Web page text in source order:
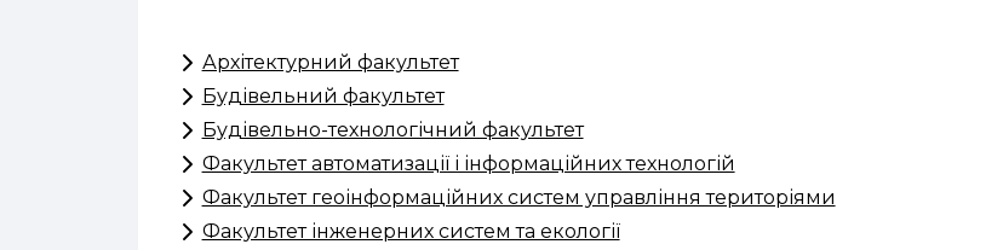
Архітектурний факультет
Будівельний факультет
Будівельно-технологічний факультет
Факультет автоматизації і інформаційних технологій
Факультет геоінформаційних систем управління територіями
Факультет інженерних систем та екології